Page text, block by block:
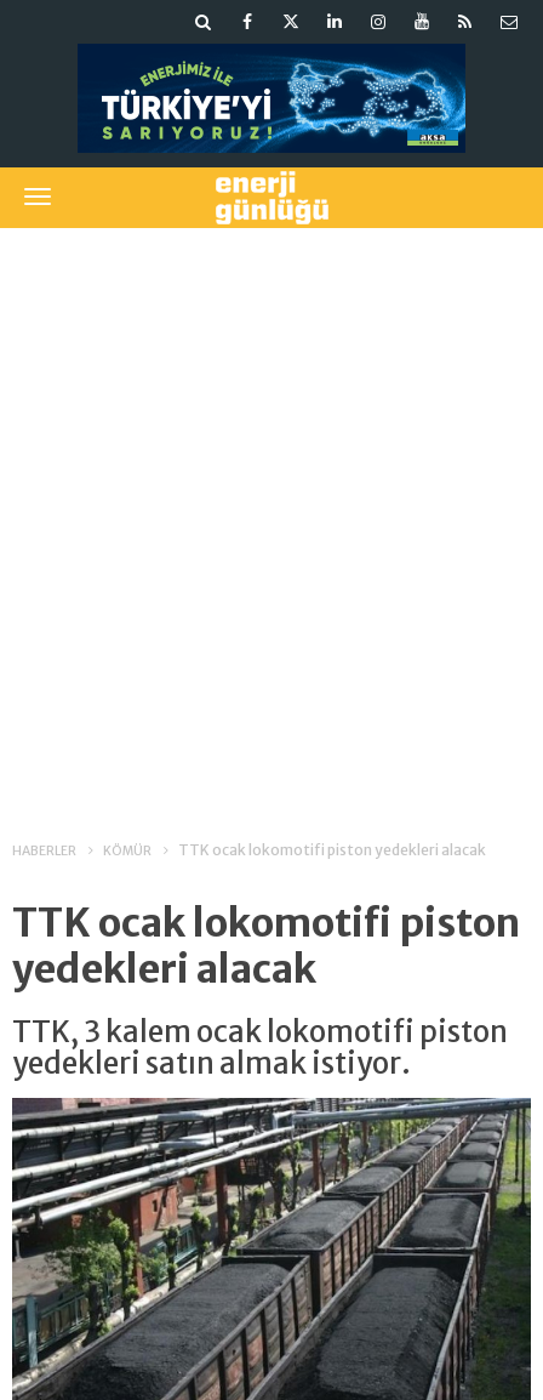
HABERLER KÖMÜR TTK ocak lokomotifi piston yedekleri alacak
TTK ocak lokomotifi piston
yedekleri alacak
TTK, 3 kalem ocak lokomotifi piston
yedekleri satın almak istiyor.